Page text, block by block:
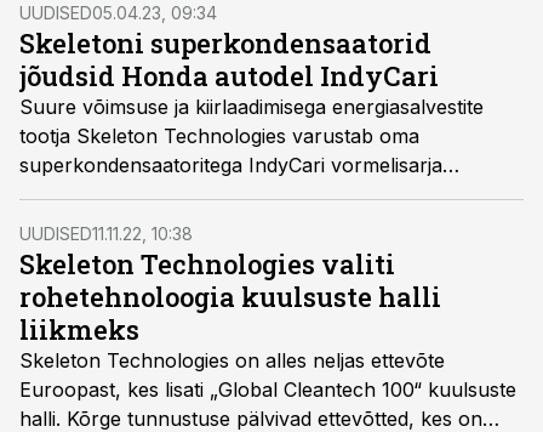
UUDISED05.04.23, 09:34
Skeletoni superkondensaatorid
jõudsid Honda autodel IndyCari
Suure võimsuse ja kiirlaadimisega energiasalvestite
tootja Skeleton Technologies varustab oma
superkondensaatoritega IndyCari vormelisarja
avaetapil esitletud Honda CR-V Hybrid Racerit.
UUDISED11.11.22, 10:38
Skeleton Technologies valiti
rohetehnoloogia kuulsuste halli
liikmeks
Skeleton Technologies on alles neljas ettevõte
Euroopast, kes lisati „Global Cleantech 100“ kuulsuste
halli. Kõrge tunnustuse pälvivad ettevõtted, kes on